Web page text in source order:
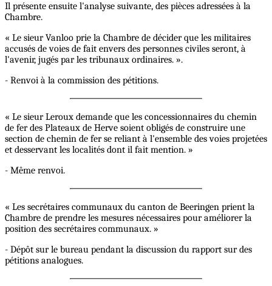
Il présente ensuite l'analyse suivante, des pièces adressées à la
Chambre.
« Le sieur Vanloo prie la Chambre de décider que les militaires
accusés de voies de fait envers des personnes civiles seront, à
l'avenir, jugés par les tribunaux ordinaires. ».
- Renvoi à la commission des pétitions.
« Le sieur Leroux demande que les concessionnaires du chemin
de fer des Plateaux de Herve soient obligés de construire une
section de chemin de fer se reliant à l'ensemble des voies projetées
et desservant les localités dont il fait mention. »
- Même renvoi.
« Les secrétaires communaux du canton de Beeringen prient la
Chambre de prendre les mesures nécessaires pour améliorer la
position des secrétaires communaux. »
- Dépôt sur le bureau pendant la discussion du rapport sur des
pétitions analogues.